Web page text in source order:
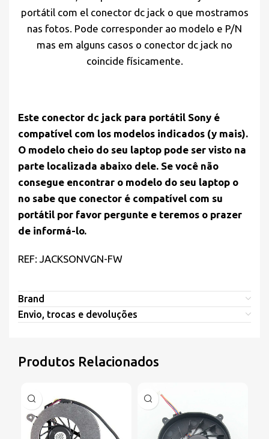
portátil com el conector dc jack o que mostramos
nas fotos. Pode corresponder ao modelo e P/N
mas em alguns casos o conector dc jack no
coincide físicamente.
Este conector dc jack para portátil Sony é
compatível com los modelos indicados (y mais).
O modelo cheio do seu laptop pode ser visto na
parte localizada abaixo dele. Se você não
consegue encontrar o modelo do seu laptop o
no sabe que conector é compatível com su
portátil por favor pergunte e teremos o prazer
de informá-lo.
REF: JACKSONVGN-FW
Brand
Envio, trocas e devoluções
Produtos Relacionados